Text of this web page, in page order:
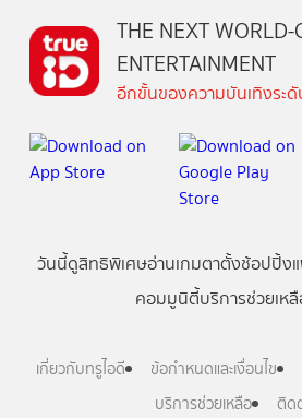
THE NEXT WORLD-
ENTERTAINMENT
อีกขั้นของความบันเทิงระ
วันนี้ดูสิทธิพิเศษอ่านเกมตาตั้งช้อปปิ้ง
คอมมูนิตี้บริการช่วยเห
เกี่ยวกับทรูไอดี ข้อกำหนดและเงื่อนไข
บริการช่วยเหลือ
ติด